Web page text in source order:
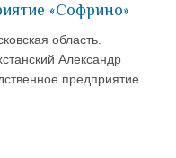
«Софрино»
область.
Александр
предприятие